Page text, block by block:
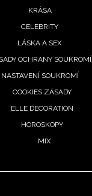
KRÁSA
CELEBRITY
LÁSKA A SEX
OCHRANY SOUKROMÍ
NASTAVENÍ SOUKROMÍ
COOKIES ZÁSADY
ELLE DECORATION
HOROSKOPY
MIX